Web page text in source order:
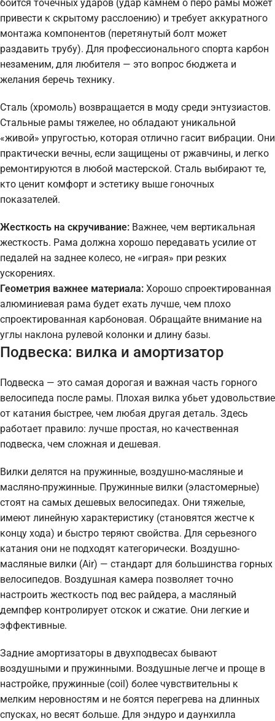
боится точечных ударов (удар камнем о перо рамы может
привести к скрытому расслоению) и требует аккуратного
монтажа компонентов (перетянутый болт может
раздавить трубу). Для профессионального спорта карбон
незаменим, для любителя — это вопрос бюджета и
желания беречь технику.
Сталь (хромоль) возвращается в моду среди энтузиастов.
Стальные рамы тяжелее, но обладают уникальной
«живой» упругостью, которая отлично гасит вибрации. Они
практически вечны, если защищены от ржавчины, и легко
ремонтируются в любой мастерской. Сталь выбирают те,
кто ценит комфорт и эстетику выше гоночных
показателей.
Жесткость на скручивание: Важнее, чем вертикальная
жесткость. Рама должна хорошо передавать усилие от
педалей на заднее колесо, не «играя» при резких
ускорениях.
Геометрия важнее материала: Хорошо спроектированная
алюминиевая рама будет ехать лучше, чем плохо
спроектированная карбоновая. Обращайте внимание на
углы наклона рулевой колонки и длину базы.
Подвеска: вилка и амортизатор
Подвеска — это самая дорогая и важная часть горного
велосипеда после рамы. Плохая вилка убьет удовольствие
от катания быстрее, чем любая другая деталь. Здесь
работает правило: лучше простая, но качественная
подвеска, чем сложная и дешевая.
Вилки делятся на пружинные, воздушно-масляные и
масляно-пружинные. Пружинные вилки (эластомерные)
стоят на самых дешевых велосипедах. Они тяжелые,
имеют линейную характеристику (становятся жестче к
концу хода) и быстро теряют свойства. Для серьезного
катания они не подходят категорически. Воздушно-
масляные вилки (Air) — стандарт для большинства горных
велосипедов. Воздушная камера позволяет точно
настроить жесткость под вес райдера, а масляный
демпфер контролирует отскок и сжатие. Они легкие и
эффективные.
Задние амортизаторы в двухподвесах бывают
воздушными и пружинными. Воздушные легче и проще в
настройке, пружинные (coil) более чувствительны к
мелким неровностям и не боятся перегрева на длинных
спусках, но весят больше. Для эндуро и даунхилла